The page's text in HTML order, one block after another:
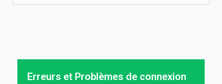
Erreurs et Problèmes de connexion